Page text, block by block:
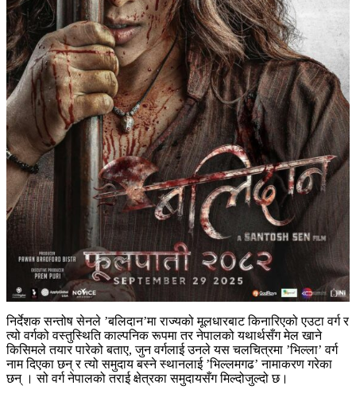
निर्देशक सन्तोष सेनले ’बलिदान’मा राज्यको मूलधारबाट किनारिएको एउटा वर्ग र
त्यो वर्गको वस्तुस्थिति काल्पनिक रूपमा तर नेपालको यथार्थसँग मेल खाने
किसिमले तयार पारेको बताए, जुन वर्गलाई उनले यस चलचित्रमा ’भिल्ला’ वर्ग
नाम दिएका छन् र त्यो समुदाय बस्ने स्थानलाई ’भिल्लमगढ’ नामाकरण गरेका
छन् । सो वर्ग नेपालको तराई क्षेत्रका समुदायसँग मिल्दोजुल्दो छ।